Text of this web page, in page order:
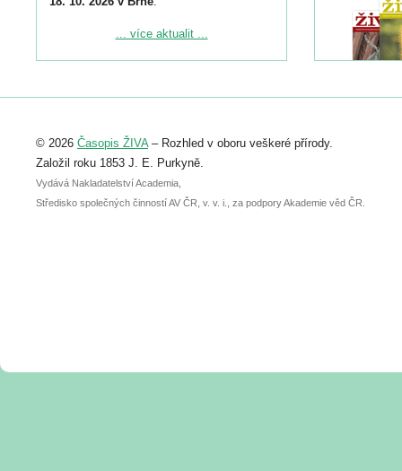
Podrobnější informace ke konferenci
Registrovat se můžete do 6. září.
abstraktu přihlášené přednášky nebo
posteru je už 30. června.
... více aktualit ...
© 2026 Časopis ŽIVA– Rozhled v oboru veškeré přírody.
Založil roku 1853 J. E. Purkyně.
Vydává Nakladatelství Academia,
Středisko společných činností AV ČR, v. v. i., za podpory Akademie věd ČR.